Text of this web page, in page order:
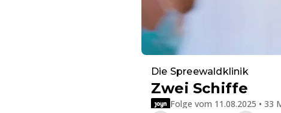
Die Spreewaldklinik
Zwei Schiffe
Folge vom 11.08.2025 • 33